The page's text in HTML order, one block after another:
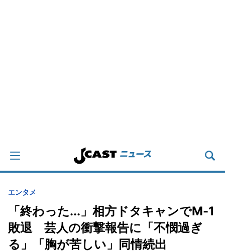
エンタメ
「終わった...」相方ドタキャンでM-1
敗退 芸人の衝撃報告に「不憫過ぎ
る」「胸が苦しい」同情続出